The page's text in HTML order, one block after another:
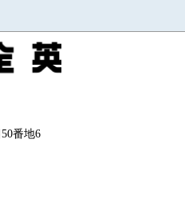
番地6